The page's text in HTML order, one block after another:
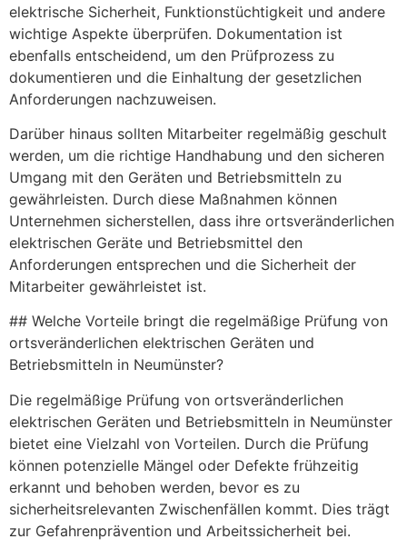
elektrische Sicherheit, Funktionstüchtigkeit und andere
wichtige Aspekte überprüfen. Dokumentation ist
ebenfalls entscheidend, um den Prüfprozess zu
dokumentieren und die Einhaltung der gesetzlichen
Anforderungen nachzuweisen.
Darüber hinaus sollten Mitarbeiter regelmäßig geschult
werden, um die richtige Handhabung und den sicheren
Umgang mit den Geräten und Betriebsmitteln zu
gewährleisten. Durch diese Maßnahmen können
Unternehmen sicherstellen, dass ihre ortsveränderlichen
elektrischen Geräte und Betriebsmittel den
Anforderungen entsprechen und die Sicherheit der
Mitarbeiter gewährleistet ist.
## Welche Vorteile bringt die regelmäßige Prüfung von
ortsveränderlichen elektrischen Geräten und
Betriebsmitteln in Neumünster?
Die regelmäßige Prüfung von ortsveränderlichen
elektrischen Geräten und Betriebsmitteln in Neumünster
bietet eine Vielzahl von Vorteilen. Durch die Prüfung
können potenzielle Mängel oder Defekte frühzeitig
erkannt und behoben werden, bevor es zu
sicherheitsrelevanten Zwischenfällen kommt. Dies trägt
zur Gefahrenprävention und Arbeitssicherheit bei.